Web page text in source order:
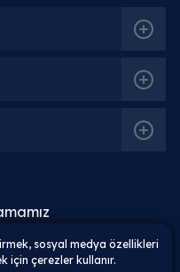
sosyal medya özellikleri
için çerezler kullanır.